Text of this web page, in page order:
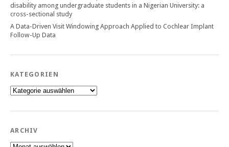
disability among undergraduate students in a Nigerian University: a
cross-sectional study
A Data-Driven Visit Windowing Approach Applied to Cochlear Implant
Follow-Up Data
KATEGORIEN
Kategorien
ARCHIV
Archiv